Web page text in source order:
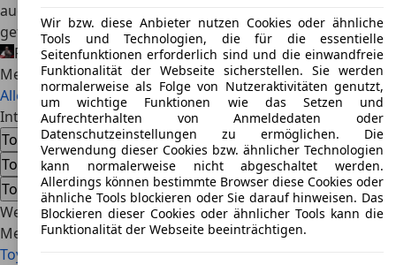
auch optisch sein LKW-Image abgelegt hat, im Gelände
getestet.
Rudolf Bögel29.06.2026 · Ø 1 Min. Lesezeit
Mehr lesen
Alle Testberichte
Interessiert am Toyota Town Ace
Toyota Town Ace Gebrauchtwagen
Toyota Town Ace Neuwagen
Toyota Town Ace Händlerangebote
Weiterführende Links im Überblick
Mehr Details
Toyota Auris
Wir bzw. diese Anbieter nutzen Cookies oder ähnliche
Tools und Technologien, die für die essentielle
Seitenfunktionen erforderlich sind und die einwandfreie
Funktionalität der Webseite sicherstellen. Sie werden
normalerweise als Folge von Nutzeraktivitäten genutzt,
um wichtige Funktionen wie das Setzen und
Aufrechterhalten von Anmeldedaten oder
Datenschutzeinstellungen zu ermöglichen. Die
Verwendung dieser Cookies bzw. ähnlicher Technologien
kann normalerweise nicht abgeschaltet werden.
Allerdings können bestimmte Browser diese Cookies oder
ähnliche Tools blockieren oder Sie darauf hinweisen. Das
Blockieren dieser Cookies oder ähnlicher Tools kann die
Funktionalität der Webseite beeinträchtigen.